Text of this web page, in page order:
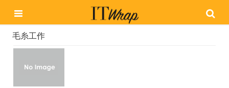
毛糸工作